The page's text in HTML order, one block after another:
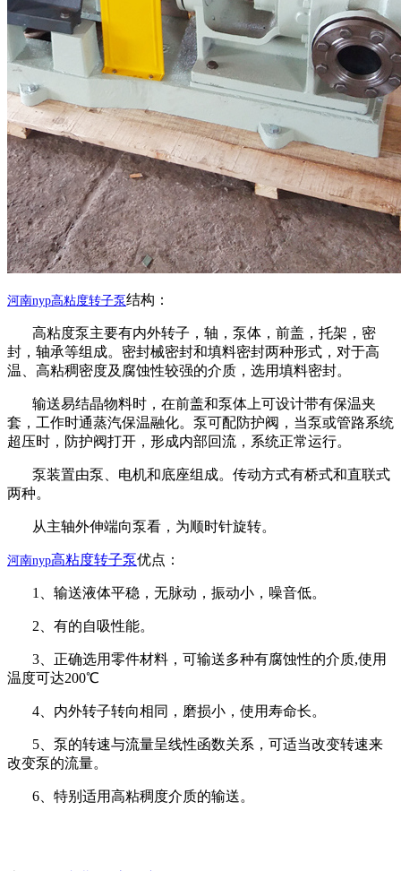
河南nyp高粘度转子泵结构：
高粘度泵主要有内外转子，轴，泵体，前盖，托架，密
封，轴承等组成。密封械密封和填料密封两种形式，对于高
温、高粘稠密度及腐蚀性较强的介质，选用填料密封。
输送易结晶物料时，在前盖和泵体上可设计带有保温夹
套，工作时通蒸汽保温融化。泵可配防护阀，当泵或管路系统
超压时，防护阀打开，形成内部回流，系统正常运行。
泵装置由泵、电机和底座组成。传动方式有桥式和直联式
两种。
从主轴外伸端向泵看，为顺时针旋转。
河南nyp高粘度转子泵优点：
1、输送液体平稳，无脉动，振动小，噪音低。
2、有的自吸性能。
3、正确选用零件材料，可输送多种有腐蚀性的介质,使用
温度可达200℃
4、内外转子转向相同，磨损小，使用寿命长。
5、泵的转速与流量呈线性函数关系，可适当改变转速来
改变泵的流量。
6、特别适用高粘稠度介质的输送。